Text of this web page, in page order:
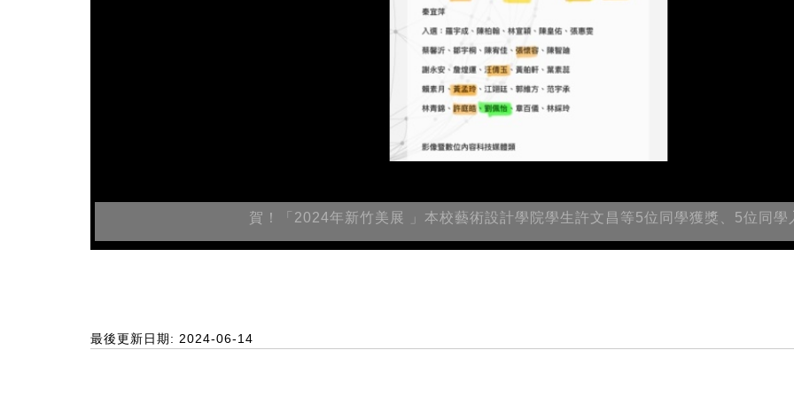
賀！「2024年新竹美展 」本校藝術設計學院學生許文昌等5位同學獲獎、5位同學
最後更新日期: 2024-06-14